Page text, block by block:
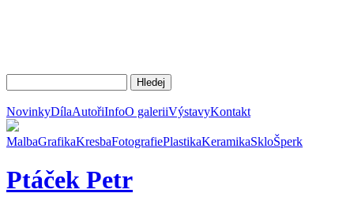
NovinkyDílaAutořiInfoO galeriiVýstavyKontakt
MalbaGrafikaKresbaFotografiePlastikaKeramikaSkloŠperk
Ptáček Petr